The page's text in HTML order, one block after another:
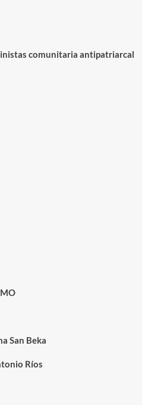
comunitaria antipatriarcal
San Beka
Ríos